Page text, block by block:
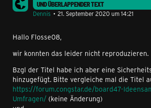
UND ÜBERLAPPENDER TEXT
Dennis
21. September 2020 um 14:21
Hallo Flosse08,
wir konnten das leider nicht reproduzieren.
Bzgl der Titel habe ich aber eine
hinzugefügt. Bitte vergleiche mal die Titel
https://forum.congstar.de/board47-
Umfragen/ (keine Änderung)